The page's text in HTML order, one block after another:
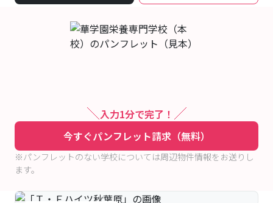
入力1分で完了！
今すぐパンフレット請求（無料）
※パンフレットのない学校については周辺物件情報をお送りし
ます。